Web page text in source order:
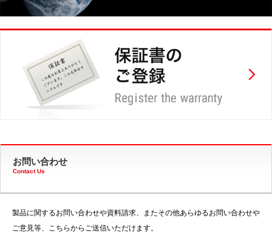
お問い合わせ
Contact Us
製品に関するお問い合わせや資料請求、またその他あらゆるお問い合わせや
ご意見等、こちらからご送信いただけます。